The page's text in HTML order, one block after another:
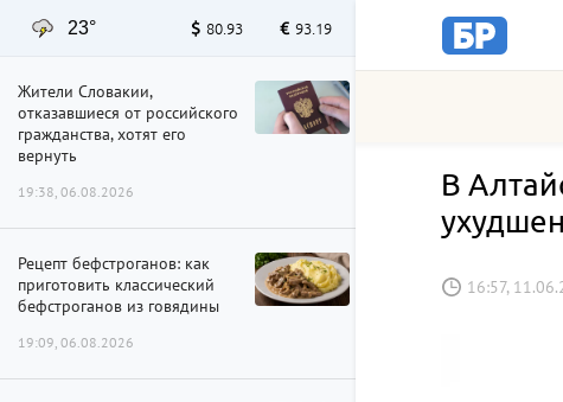
23° 80.93 93.19
Жители Словакии,
отказавшиеся от российского
гражданства, хотят его
вернуть
19:38, 06.08.2026
Рецепт бефстроганов: как
приготовить классический
бефстроганов из говядины
19:09, 06.08.2026
В
16:57,